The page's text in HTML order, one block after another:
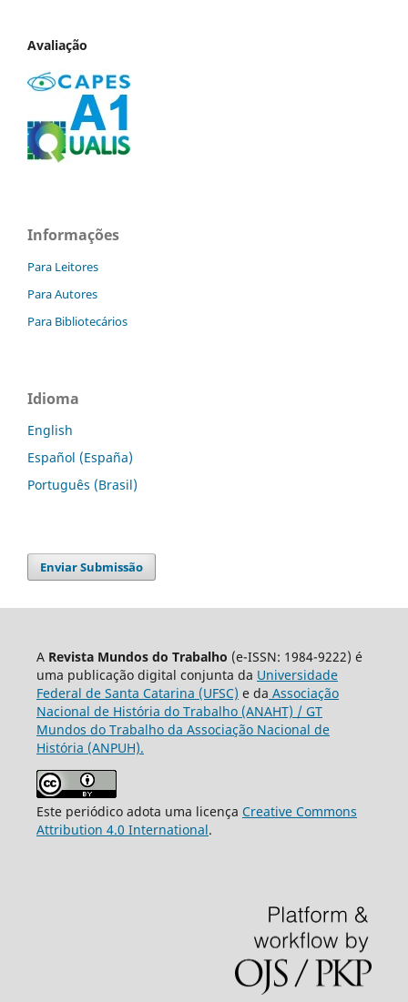
Avaliação
Informações
Para Leitores
Para Autores
Para Bibliotecários
Idioma
English
Español (España)
Português (Brasil)
Enviar Submissão
A Revista Mundos do Trabalho (e-ISSN: 1984-9222) é
uma publicação digital conjunta da Universidade
Federal de Santa Catarina (UFSC) e da Associação
Nacional de História do Trabalho (ANAHT) / GT
Mundos do Trabalho da Associação Nacional de
História (ANPUH).
Este periódico adota uma licença Creative Commons
Attribution 4.0 International.